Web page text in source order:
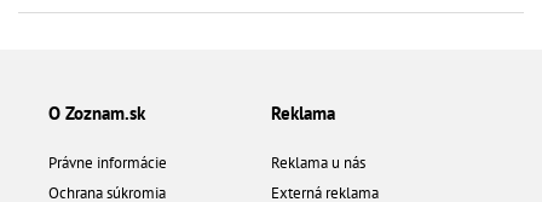
O Zoznam.sk
Právne informácie
Ochrana súkromia
Reklama
Reklama u nás
Externá reklama